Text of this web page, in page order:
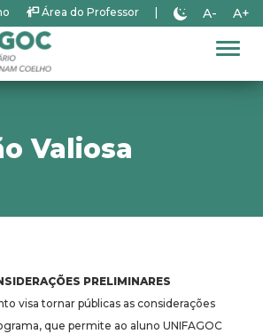
Área do Professor A- A+
Valiosa
PRELIMINARES
visa tornar públicas as considerações
que permite ao aluno UNIFAGOC